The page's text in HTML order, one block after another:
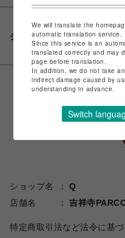
シェアする
ショップ名
Q
店舗名
吉祥寺
特定商取引法など法令に基
We will translate the
automatic translation service.
Since this service is an
translated correctly and may
page before translation.
In addition, we do not take
indirect damage caused by
understanding in advance.
Switch